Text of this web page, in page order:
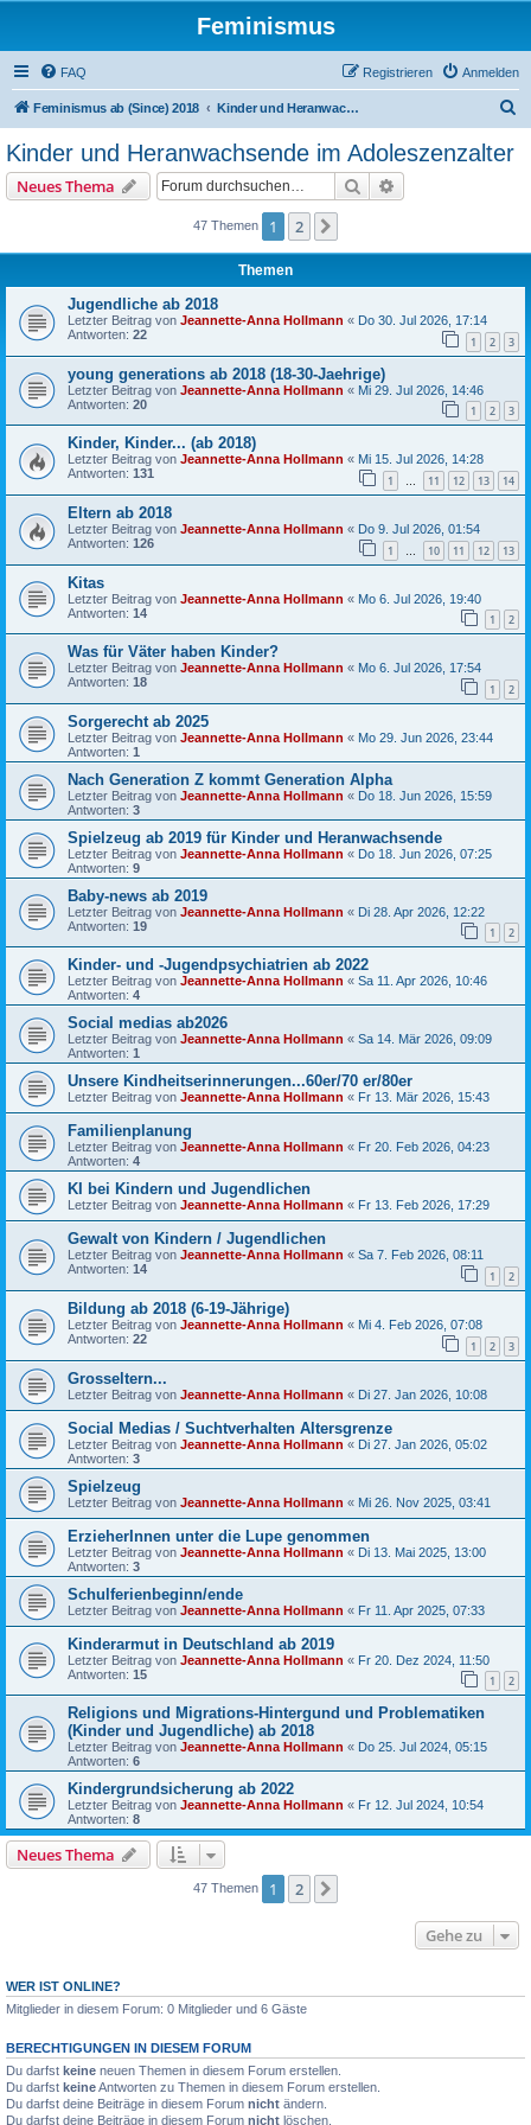
Feminismus
FAQ Anmelden
Registrieren
Feminismus ab (Since) 2018 Kinder und Heranwachsende im Adoleszenzalter
Kinder und Heranwachsende im Adoleszenzalter
Neues Thema Suche
47 Themen 1 2
Themen
Jugendliche ab 2018
Letzter Beitrag von Jeannette-Anna Hollmann « Do 30. Jul 2026, 17:14
Antworten: 22 1 2 3
young generations ab 2018 (18-30-Jaehrige)
Letzter Beitrag von Jeannette-Anna Hollmann « Mi 29. Jul 2026, 14:46
Antworten: 20 1 2 3
Kinder, Kinder... (ab 2018)
Letzter Beitrag von Jeannette-Anna Hollmann « Mi 15. Jul 2026, 14:28
Antworten: 131 1 … 11 12 13 14
Eltern ab 2018
Letzter Beitrag von Jeannette-Anna Hollmann « Do 9. Jul 2026, 01:54
Antworten: 126 1 … 10 11 12 13
Kitas
Letzter Beitrag von Jeannette-Anna Hollmann « Mo 6. Jul 2026, 19:40
Antworten: 14 1 2
Was für Väter haben Kinder?
Letzter Beitrag von Jeannette-Anna Hollmann « Mo 6. Jul 2026, 17:54
Antworten: 18 1 2
Sorgerecht ab 2025
Letzter Beitrag von Jeannette-Anna Hollmann « Mo 29. Jun 2026, 23:44
Antworten: 1
Nach Generation Z kommt Generation Alpha
Letzter Beitrag von Jeannette-Anna Hollmann « Do 18. Jun 2026, 15:59
Antworten: 3
Spielzeug ab 2019 für Kinder und Heranwachsende
Letzter Beitrag von Jeannette-Anna Hollmann « Do 18. Jun 2026, 07:25
Antworten: 9
Baby-news ab 2019
Letzter Beitrag von Jeannette-Anna Hollmann « Di 28. Apr 2026, 12:22
Antworten: 19 1 2
Kinder- und -Jugendpsychiatrien ab 2022
Letzter Beitrag von Jeannette-Anna Hollmann « Sa 11. Apr 2026, 10:46
Antworten: 4
Social medias ab2026
Letzter Beitrag von Jeannette-Anna Hollmann « Sa 14. Mär 2026, 09:09
Antworten: 1
Unsere Kindheitserinnerungen...60er/70 er/80er
Letzter Beitrag von Jeannette-Anna Hollmann « Fr 13. Mär 2026, 15:43
Familienplanung
Letzter Beitrag von Jeannette-Anna Hollmann « Fr 20. Feb 2026, 04:23
Antworten: 4
KI bei Kindern und Jugendlichen
Letzter Beitrag von Jeannette-Anna Hollmann « Fr 13. Feb 2026, 17:29
Gewalt von Kindern / Jugendlichen
Letzter Beitrag von Jeannette-Anna Hollmann « Sa 7. Feb 2026, 08:11
Antworten: 14 1 2
Bildung ab 2018 (6-19-Jährige)
Letzter Beitrag von Jeannette-Anna Hollmann « Mi 4. Feb 2026, 07:08
Antworten: 22 1 2 3
Grosseltern...
Letzter Beitrag von Jeannette-Anna Hollmann « Di 27. Jan 2026, 10:08
Social Medias / Suchtverhalten Altersgrenze
Letzter Beitrag von Jeannette-Anna Hollmann « Di 27. Jan 2026, 05:02
Antworten: 3
Spielzeug
Letzter Beitrag von Jeannette-Anna Hollmann « Mi 26. Nov 2025, 03:41
ErzieherInnen unter die Lupe genommen
Letzter Beitrag von Jeannette-Anna Hollmann « Di 13. Mai 2025, 13:00
Antworten: 3
Schulferienbeginn/ende
Letzter Beitrag von Jeannette-Anna Hollmann « Fr 11. Apr 2025, 07:33
Kinderarmut in Deutschland ab 2019
Letzter Beitrag von Jeannette-Anna Hollmann « Fr 20. Dez 2024, 11:50
Antworten: 15 1 2
Religions und Migrations-Hintergund und Problematiken
(Kinder und Jugendliche) ab 2018
Letzter Beitrag von Jeannette-Anna Hollmann « Do 25. Jul 2024, 05:15
Antworten: 6
Kindergrundsicherung ab 2022
Letzter Beitrag von Jeannette-Anna Hollmann « Fr 12. Jul 2024, 10:54
Antworten: 8
Neues Thema
47 Themen 1 2
Gehe zu
WER IST ONLINE?
Mitglieder in diesem Forum: 0 Mitglieder und 6 Gäste
BERECHTIGUNGEN IN DIESEM FORUM
Du darfst keine neuen Themen in diesem Forum erstellen.
Du darfst keineAntworten zu Themen in diesem Forum erstellen.
Du darfst deine Beiträge in diesem Forum nicht ändern.
Du darfst deine Beiträge in diesem Forum nicht löschen.